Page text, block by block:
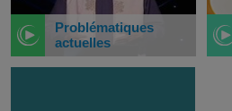
Problématiques
actuelles